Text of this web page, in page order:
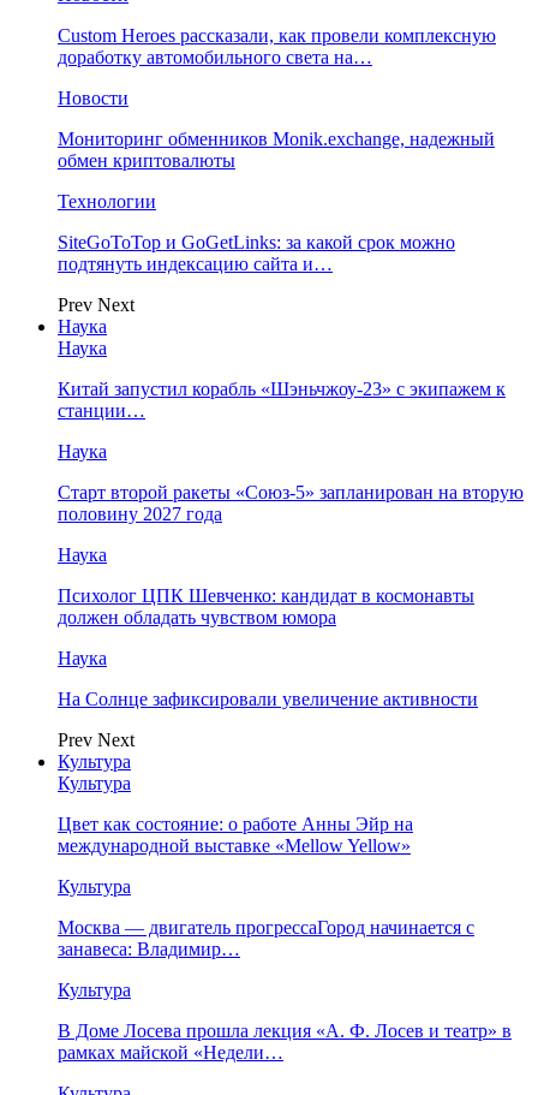
Custom Heroes рассказали, как провели комплексную
доработку автомобильного света на…
Новости
Мониторинг обменников Monik.exchange, надежный
обмен криптовалюты
Технологии
SiteGoToTop и GoGetLinks: за какой срок можно
подтянуть индексацию сайта и…
Prev Next
Наука
Наука
Китай запустил корабль «Шэньчжоу-23» с экипажем к
станции…
Наука
Старт второй ракеты «Союз-5» запланирован на вторую
половину 2027 года
Наука
Психолог ЦПК Шевченко: кандидат в космонавты
должен обладать чувством юмора
Наука
На Солнце зафиксировали увеличение активности
Prev Next
Культура
Культура
Цвет как состояние: о работе Анны Эйр на
международной выставке «Mellow Yellow»
Культура
Москва — двигатель прогрессаГород начинается с
занавеса: Владимир…
Культура
В Доме Лосева прошла лекция «А. Ф. Лосев и театр» в
рамках майской «Недели…